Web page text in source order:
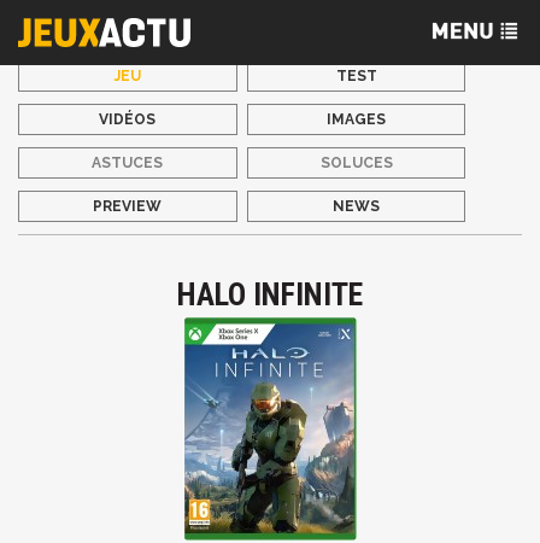
JEU TEST
VIDÉOS IMAGES
ASTUCES SOLUCES
PREVIEW NEWS
HALO INFINITE